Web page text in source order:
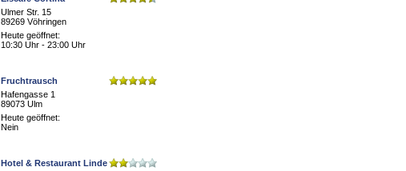
Ulmer Str. 15
89269 Vöhringen
Heute geöffnet:
10:30 Uhr - 23:00 Uhr
Fruchtrausch
Hafengasse 1
89073 Ulm
Heute geöffnet:
Nein
Hotel & Restaurant Linde